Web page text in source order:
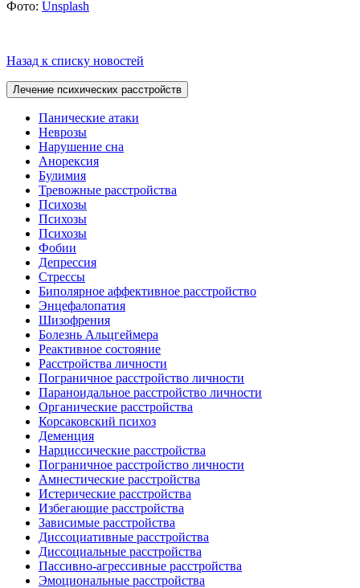
Фото: Unsplash
Назад к списку новостей
Лечение психических расстройств
Панические атаки
Неврозы
Нарушение сна
Анорексия
Булимия
Тревожные расстройства
Психозы
Психозы
Психозы
Фобии
Депрессия
Стрессы
Биполярное аффективное расстройство
Энцефалопатия
Шизофрения
Болезнь Альцгеймера
Реактивное состояние
Расстройства личности
Пограничное расстройство личности
Параноидальное расстройство личности
Органические расстройства
Корсаковский психоз
Деменция
Нарциссические расстройства
Пограничное расстройство личности
Амнестические расстройства
Истерические расстройства
Избегающие расстройства
Зависимые расстройства
Диссоциативные расстройства
Диссоциальные расстройства
Пассивно-агрессивные расстройства
Эмоциональные расстройства